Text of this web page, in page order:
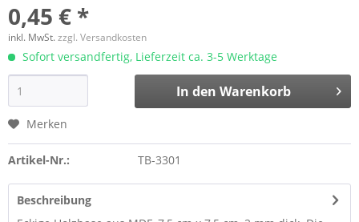
0,45 € *
inkl. MwSt.zzgl. Versandkosten
Sofort versandfertig, Lieferzeit ca. 3-5 Werktage
In den Warenkorb
Merken
Artikel-Nr.: TB-3301
Beschreibung